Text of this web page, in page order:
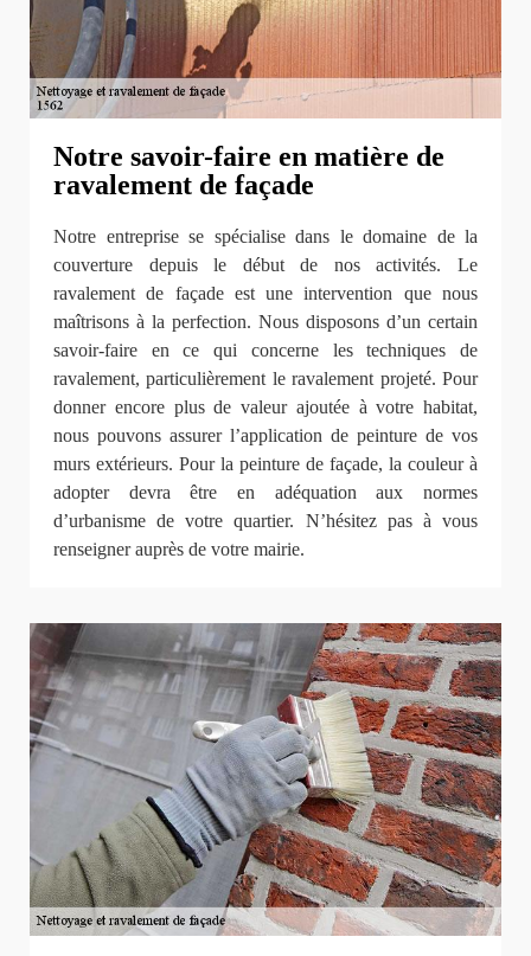
Notre savoir-faire en matière de
ravalement de façade
Notre entreprise se spécialise dans le domaine de la
couverture depuis le début de nos activités. Le
ravalement de façade est une intervention que nous
maîtrisons à la perfection. Nous disposons d’un certain
savoir-faire en ce qui concerne les techniques de
ravalement, particulièrement le ravalement projeté. Pour
donner encore plus de valeur ajoutée à votre habitat,
nous pouvons assurer l’application de peinture de vos
murs extérieurs. Pour la peinture de façade, la couleur à
adopter devra être en adéquation aux normes
d’urbanisme de votre quartier. N’hésitez pas à vous
renseigner auprès de votre mairie.